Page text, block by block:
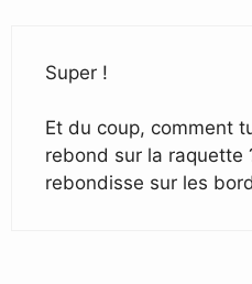
Super !
Et du coup, comment
rebond sur la raquette
rebondisse sur les